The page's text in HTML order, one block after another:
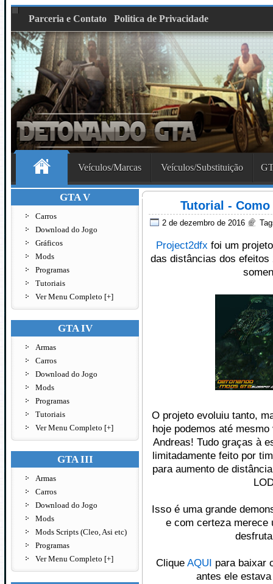
Parceria e Contato Politica de Privacidade
Veículos/Marcas Veículos/Substituição
GTA V
Carros
Download do Jogo
Gráficos
Mods
Programas
Tutoriais
Ver Menu Completo [+]
GTA IV
Armas
Carros
Download do Jogo
Mods
Programas
Tutoriais
Ver Menu Completo [+]
GTA III
Armas
Carros
Download do Jogo
Mods
Mods Scripts (Cleo, Asi etc)
Programas
Ver Menu Completo [+]
Tutorial -
2 de dezembro de 2016
Project2dfx foi um
das distâncias dos
O projeto evoluiu tanto,
hoje podemos até
Andreas! Tudo graças à
limitadamente feito por
para aumento de
Isso é uma grande
e com certeza merece
Clique AQUI para baixar
antes ele